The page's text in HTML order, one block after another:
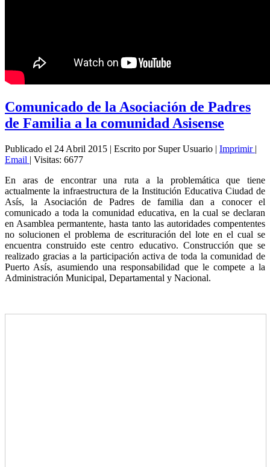
Comunicado de la Asociación de Padres
de Familia a la comunidad Asisense
Publicado el 24 Abril 2015 | Escrito por Super Usuario | Imprimir |
Email | Visitas: 6677
En aras de encontrar una ruta a la problemática que tiene
actualmente la infraestructura de la Institución Educativa Ciudad de
Asís, la Asociación de Padres de familia dan a conocer el
comunicado a toda la comunidad educativa, en la cual se declaran
en Asamblea permantente, hasta tanto las autoridades compententes
no solucionen el problema de escrituración del lote en el cual se
encuentra construido este centro educativo. Construcción que se
realizado gracias a la participación activa de toda la comunidad de
Puerto Asís, asumiendo una responsabilidad que le compete a la
Administración Municipal, Departamental y Nacional.